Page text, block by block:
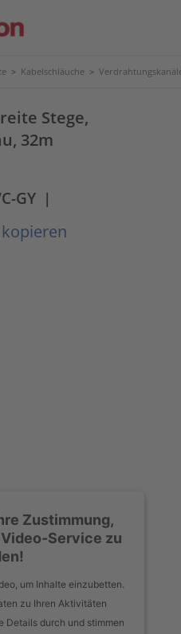
> Kabelschläuche >
Stege,
32m
GY |
Zustimmung,
Service zu
um Inhalte einzubetten.
zu Ihren Aktivitäten
Details durch und stimmen